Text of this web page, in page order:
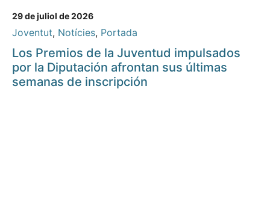
29 de juliol de 2026
Joventut, Notícies, Portada
Los Premios de la Juventud impulsados
por la Diputación afrontan sus últimas
semanas de inscripción